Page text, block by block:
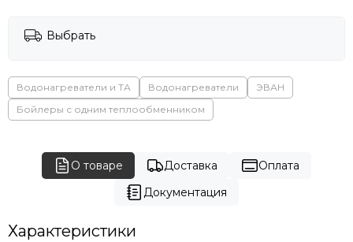
Выбрать
Водонагреватели и ТА Водонагреватели
ЭВАН
Бойлеры с одним теплообменником
О товаре Доставка
Оплата
Документация
Характеристики